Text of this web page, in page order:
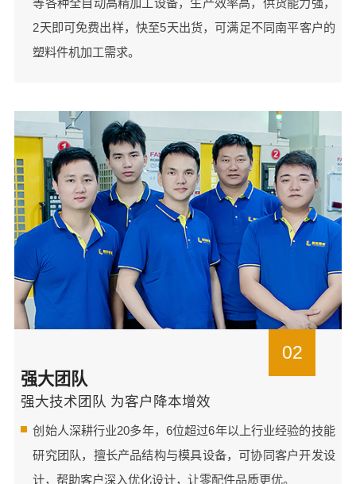
等各种全自动高精加工设备，生产效率高，供货能力强，
2天即可免费出样，快至5天出货，可满足不同南平客户的
塑料件机加工需求。
02
强大团队
强大技术团队 为客户降本增效
创始人深耕行业20多年，6位超过6年以上行业经验的技能
研究团队，擅长产品结构与模具设备，可协同客户开发设
计，帮助客户深入优化设计，让零配件品质更优。